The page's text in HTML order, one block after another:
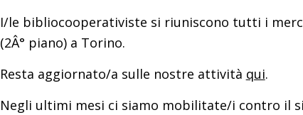
I/le bibliocooperativiste si riuniscono tutti i
(2Â° piano) a Torino.
Resta aggiornato/a sulle nostre attività qui.
Negli ultimi mesi ci siamo mobilitate/i contro il